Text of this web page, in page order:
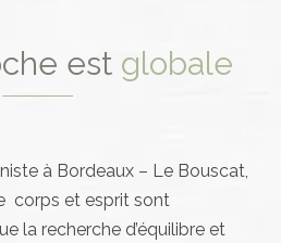
est globale
à Bordeaux – Le Bouscat,
corps et esprit sont
la recherche d’équilibre et